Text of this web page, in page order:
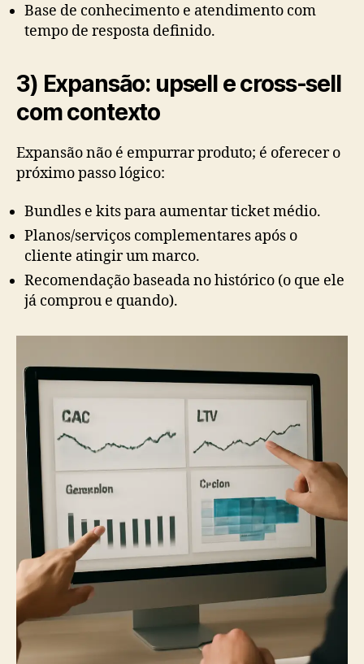
Base de conhecimento e atendimento com
tempo de resposta definido.
3) Expansão: upsell e cross-sell
com contexto
Expansão não é empurrar produto; é oferecer o
próximo passo lógico:
Bundles e kits para aumentar ticket médio.
Planos/serviços complementares após o
cliente atingir um marco.
Recomendação baseada no histórico (o que ele
já comprou e quando).